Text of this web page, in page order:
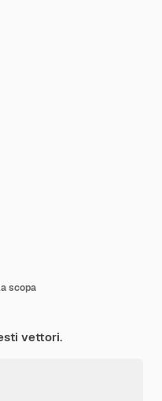
scopa
vettori.